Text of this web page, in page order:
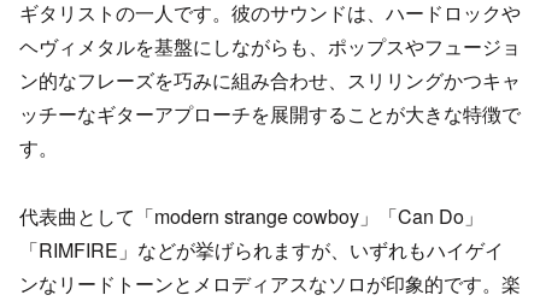
ギタリストの一人です。彼のサウンドは、ハードロックや
ヘヴィメタルを基盤にしながらも、ポップスやフュージョ
ン的なフレーズを巧みに組み合わせ、スリリングかつキャ
ッチーなギターアプローチを展開することが大きな特徴で
す。
代表曲として「modern strange cowboy」「Can Do」
「RIMFIRE」などが挙げられますが、いずれもハイゲイ
ンなリードトーンとメロディアスなソロが印象的です。楽